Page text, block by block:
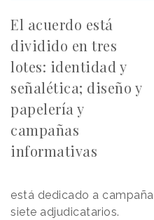
El acuerdo está
dividido en tres
lotes: identidad y
señalética; diseño y
papelería y
campañas
informativas
está dedicado a
siete adjudicatarios.